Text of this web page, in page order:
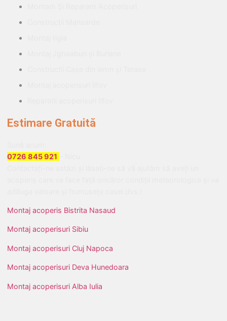
Estimare Gratuită
0726 845 921
Montaj acoperis Bistrita Nasaud
Montaj acoperisuri Sibiu
Montaj acoperisuri Cluj Napoca
Montaj acoperisuri Deva Hunedoara
Montaj acoperisuri Alba Iulia